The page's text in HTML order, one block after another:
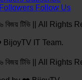
Followers Follow Us
বিজয় টিভি || All Rights
IT Team.
বিজয় টিভি || All Rights